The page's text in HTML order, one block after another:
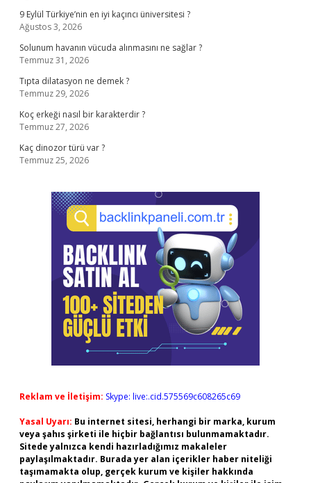
9 Eylül Türkiye’nin en iyi kaçıncı üniversitesi ?
Ağustos 3, 2026
Solunum havanın vücuda alınmasını ne sağlar ?
Temmuz 31, 2026
Tıpta dilatasyon ne demek ?
Temmuz 29, 2026
Koç erkeği nasıl bir karakterdir ?
Temmuz 27, 2026
Kaç dinozor türü var ?
Temmuz 25, 2026
Reklam ve İletişim: Skype: live:.cid.575569c608265c69
Yasal Uyarı: Bu internet sitesi, herhangi bir marka, kurum
veya şahıs şirketi ile hiçbir bağlantısı bulunmamaktadır.
Sitede yalnızca kendi hazırladığımız makaleler
paylaşılmaktadır. Burada yer alan içerikler haber niteliği
taşımamakta olup, gerçek kurum ve kişiler hakkında